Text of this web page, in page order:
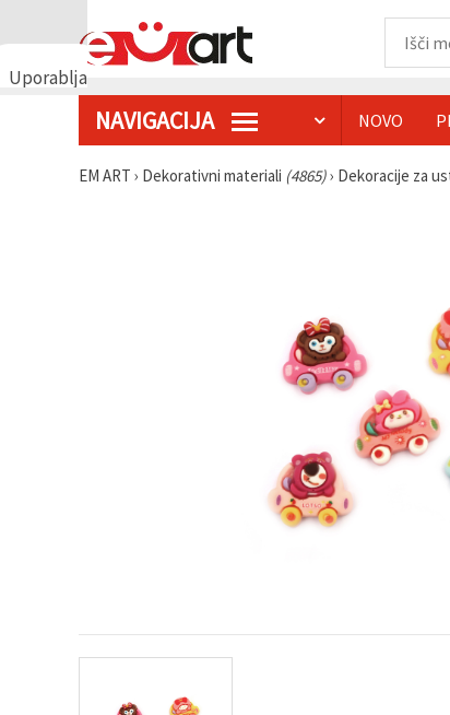
Uporabljamo
Uporabljamo
NAVIGACIJA NOVO
EM ART › Dekorativni materiali (4865)› Dekoracije za